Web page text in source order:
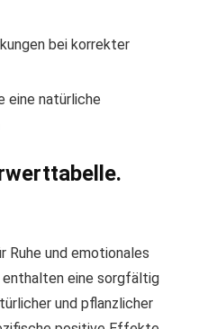
bei korrekter
eine natürliche
Ruhe und emotionales
enthalten eine sorgfältig
und pflanzlicher